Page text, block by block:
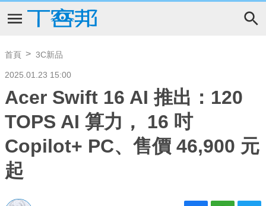
首頁 3C新品
2025.01.23 15:00
Acer Swift 16 AI 推出：120
TOPS AI 算力， 16 吋
Copilot+ PC、售價 46,900 元
起